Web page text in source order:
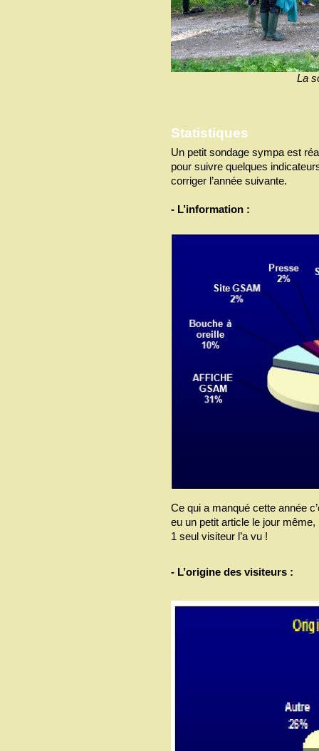
La
Statistiques
Un petit sondage sympa est
pour suivre quelques
corriger l’année suivante.
- L’information :
Ce qui a manqué cette année
eu un petit article le jour
1 seul visiteur l’a vu !
- L’origine des visiteurs :